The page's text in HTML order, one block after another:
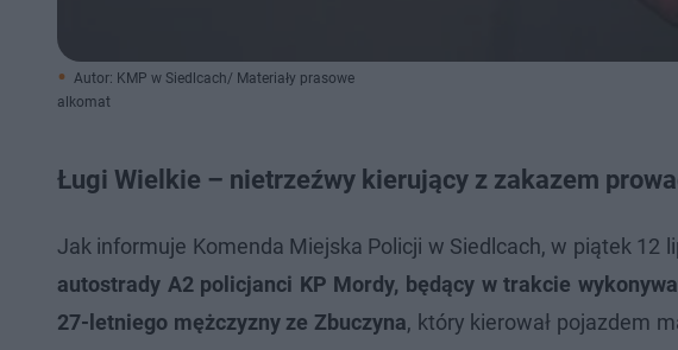
Autor: KMP w Siedlcach/ Materiały prasowe
alkomat
Ługi Wielkie – nietrzeźwy kierujący z zakazem
Jak informuje Komenda Miejska Policji w Siedlcach, w piątek 12
autostrady A2 policjanci KP Mordy, będący w trakcie
27-letniego mężczyzny ze Zbuczyna, który kierował pojazdem